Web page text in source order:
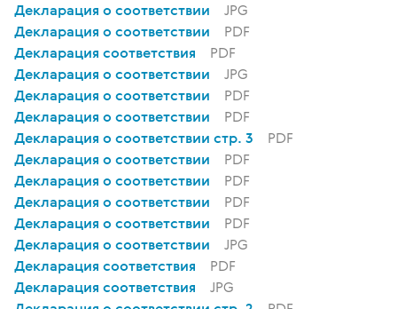
Декларация о соответствии
JPG
Декларация о соответствии
PDF
Декларация соответствия
PDF
Декларация о соответствии
JPG
Декларация о соответствии
PDF
Декларация о соответствии
PDF
Декларация о соответствии стр. 3
PDF
Декларация о соответствии
PDF
Декларация о соответствии
PDF
Декларация о соответствии
PDF
Декларация о соответствии
PDF
Декларация о соответствии
JPG
Декларация соответствия
PDF
Декларация соответствия
JPG